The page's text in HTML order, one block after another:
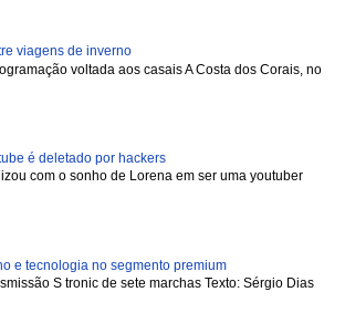
viagens de inverno
voltada aos casais A Costa dos Corais, no
é deletado por hackers
com o sonho de Lorena em ser uma youtuber
e tecnologia no segmento premium
S tronic de sete marchas Texto: Sérgio Dias